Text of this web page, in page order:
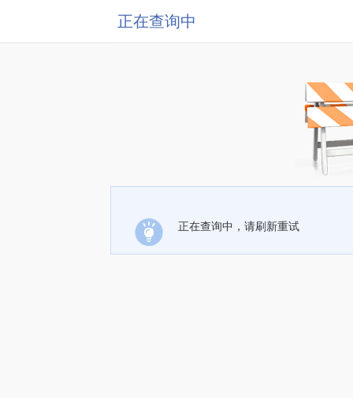
正在查询中
正在查询中，请刷新重试